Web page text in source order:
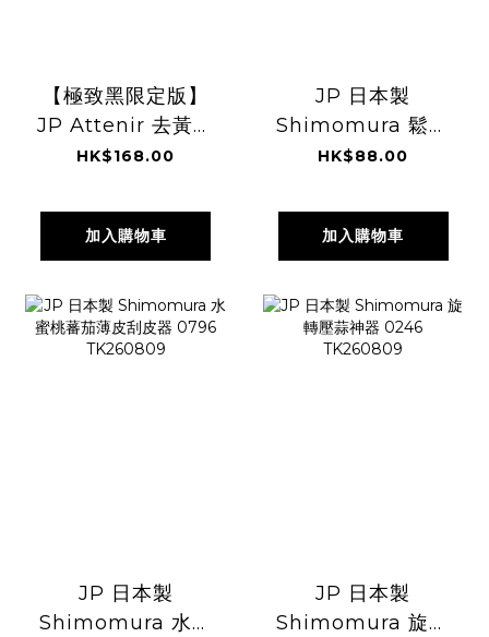
【極致黑限定版】
JP Attenir 去黃抗
糖化淨膚卸妝油
TK260809
HK$168.00
加入購物車
JP 日本製
Shimomura 鬆肉
神器 2547
HK$88.00
加入購物車
JP 日本製
Shimomura 水蜜
JP 日本製
Shimomura 旋轉